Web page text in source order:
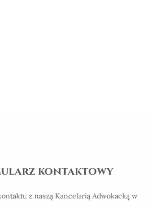
kontaktowy
z naszą Kancelarią Adwokacką w